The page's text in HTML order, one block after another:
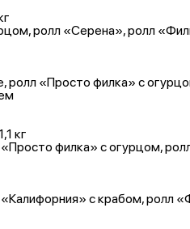
ролл «Серена», ролл
ролл «Просто филка» с
кг
филка» с огурцом,
с крабом, ролл